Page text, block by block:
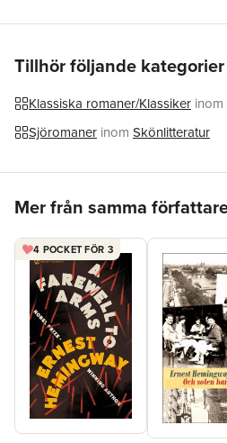
Tillhör följande kategorier
Klassiska romaner/Klassiker inom
Sjöromaner inom Skönlitteratur
Mer från samma
4 POCKET FÖR 3